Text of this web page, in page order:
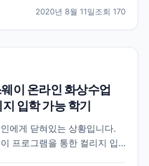
2020년 8월 11일조회 170
이 온라인 화상수업
입학 가능 학기
에게 닫혀있는 상황입니다.
프로그램을 통한 컬리지 입